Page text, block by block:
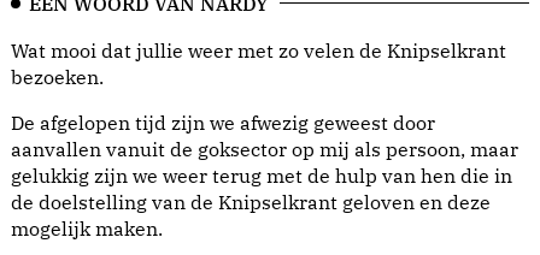
Wat mooi dat jullie weer met zo velen de Knipselkrant
bezoeken.
De afgelopen tijd zijn we afwezig geweest door
aanvallen vanuit de goksector op mij als persoon, maar
gelukkig zijn we weer terug met de hulp van hen die in
de doelstelling van de Knipselkrant geloven en deze
mogelijk maken.